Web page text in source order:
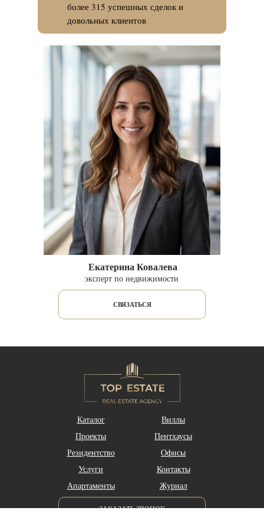
более 315 успешных сделок и
довольных клиентов
Екатерина Ковалева
эксперт по недвижимости
СВЯЗАТЬСЯ
Каталог
Услуги
Проекты
Резидентство
Апартаменты
Офисы
Виллы
Пентхаусы
Контакты
Журнал
ЗАКАЗАТЬ ЗВОНОК